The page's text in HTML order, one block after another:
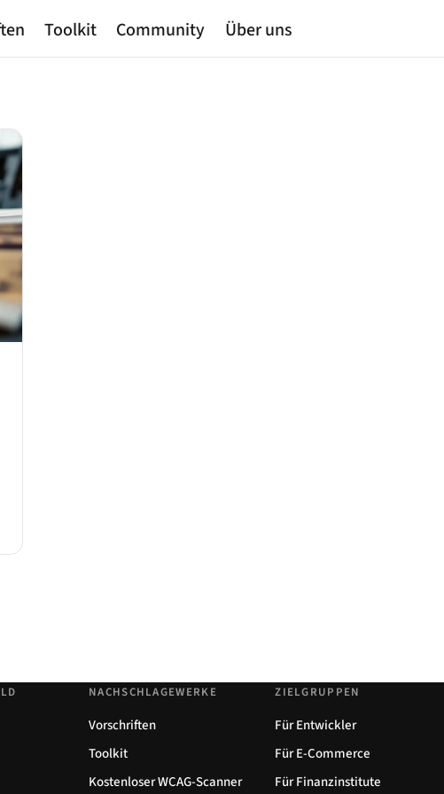
Toolkit Community Über uns
NACHSCHLAGEWERKE
Vorschriften
Toolkit
Kostenloser WCAG-Scanner
ZIELGRUPPEN
Für Entwickler
Für E-Commerce
Für Finanzinstitute